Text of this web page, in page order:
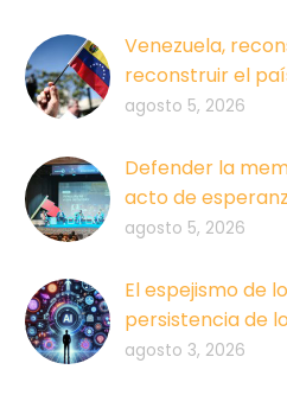
Venezuela,
reconstruir el
agosto 5, 2026
Defender la
acto de
agosto 5, 2026
El espejismo de
persistencia de
agosto 3, 2026